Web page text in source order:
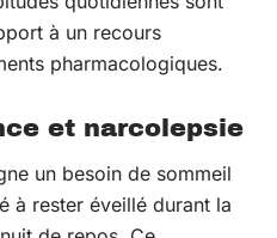
à un recours
pharmacologiques.
et narcolepsie
un besoin de sommeil
à rester éveillé durant la